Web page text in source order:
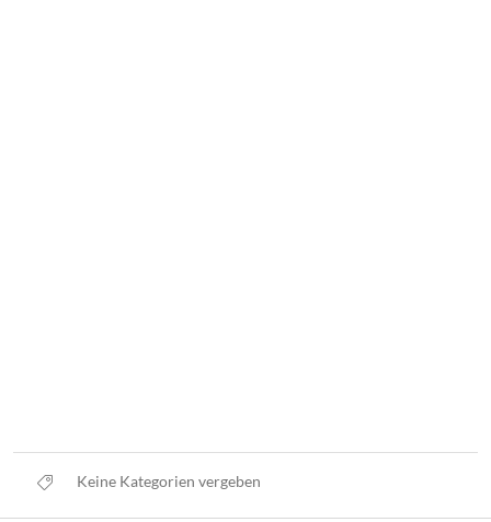
Keine Kategorien vergeben